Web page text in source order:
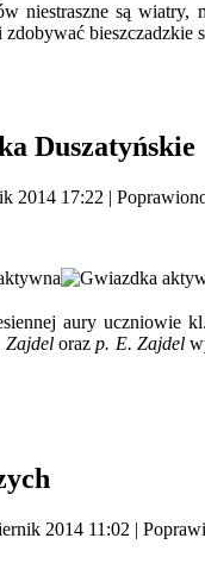
niestraszne są wiatry,
Duszatyńskie
2014 17:22 |
aury uczniowie
Zajdel orazp. E. Zajdel
2014 11:02 |